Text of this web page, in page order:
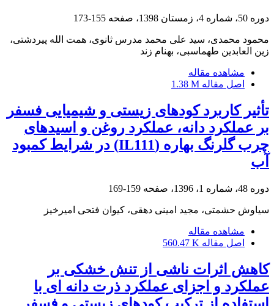
دوره 50، شماره 4، زمستان 1398، صفحه 155-173
محمود محمدی، سید علی محمد مدرس ثانوی، همت الله پیردشتی،
زین العابدین طهماسبی، بهنام زند
مشاهده مقاله
اصل مقاله 1.38 M
تأثیر کاربرد کودهای زیستی و شیمیایی فسفر
بر عملکرد دانه، عملکرد روغن و اسیدهای
چرب گلرنگ بهاره (IL111) در شرایط کمبود
آب
دوره 48، شماره 1، 1396، صفحه 159-169
سیاوش حشمتی، مجید امینی دهقی، کیوان فتحی امیرخیز
مشاهده مقاله
اصل مقاله 560.47 K
کاهش اثرات ناشی از تنش خشکی بر
عملکرد و اجزای عملکرد ذرت دانه ای با